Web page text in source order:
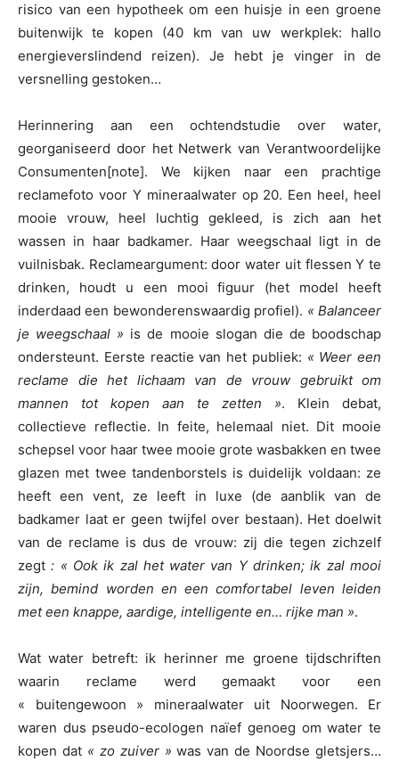
risico van een hypotheek om een huisje in een groene
buitenwijk te kopen (40 km van uw werkplek: hallo
energieverslindend reizen). Je hebt je vinger in de
versnelling gestoken…
Herinnering aan een ochtendstudie over water,
georganiseerd door het Netwerk van Verantwoordelijke
Consumenten[note]. We kijken naar een prachtige
reclamefoto voor Y mineraalwater op 20. Een heel, heel
mooie vrouw, heel luchtig gekleed, is zich aan het
wassen in haar badkamer. Haar weegschaal ligt in de
vuilnisbak. Reclameargument: door water uit flessen Y te
drinken, houdt u een mooi figuur (het model heeft
inderdaad een bewonderenswaardig profiel). « Balanceer
je weegschaal » is de mooie slogan die de boodschap
ondersteunt. Eerste reactie van het publiek: « Weer een
reclame die het lichaam van de vrouw gebruikt om
mannen tot kopen aan te zetten ». Klein debat,
collectieve reflectie. In feite, helemaal niet. Dit mooie
schepsel voor haar twee mooie grote wasbakken en twee
glazen met twee tandenborstels is duidelijk voldaan: ze
heeft een vent, ze leeft in luxe (de aanblik van de
badkamer laat er geen twijfel over bestaan). Het doelwit
van de reclame is dus de vrouw: zij die tegen zichzelf
zegt: « Ook ik zal het water van Y drinken; ik zal mooi
zijn, bemind worden en een comfortabel leven leiden
met een knappe, aardige, intelligente en… rijke man ».
Wat water betreft: ik herinner me groene tijdschriften
waarin reclame werd gemaakt voor een
« buitengewoon » mineraalwater uit Noorwegen. Er
waren dus pseudo-ecologen naïef genoeg om water te
kopen dat « zo zuiver »was van de Noordse gletsjers…